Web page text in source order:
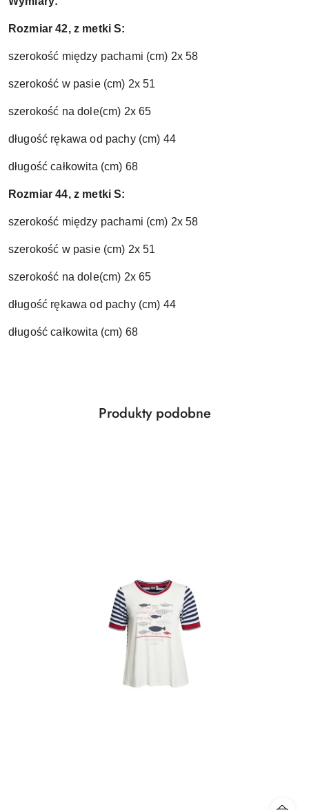
Rozmiar 42, z metki S:
szerokość między pachami (cm) 2x 58
szerokość w pasie (cm) 2x 51
szerokość na dole(cm) 2x 65
długość rękawa od pachy (cm) 44
długość całkowita (cm) 68
Rozmiar 44, z metki S:
szerokość między pachami (cm) 2x 58
szerokość w pasie (cm) 2x 51
szerokość na dole(cm) 2x 65
długość rękawa od pachy (cm) 44
długość całkowita (cm) 68
Pomiń karuzelę produktów
Produkty
Produkty podobne